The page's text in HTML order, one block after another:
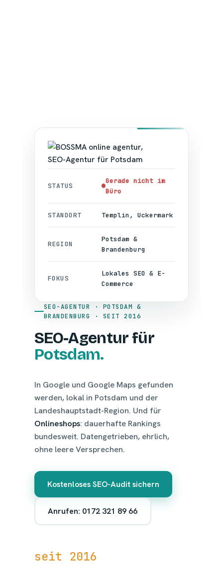
SEO-AGENTUR · POTSDAM &
BRANDENBURG · SEIT 2016
SEO-Agentur für
Potsdam.
In Google und Google Maps gefunden
werden, lokal in Potsdam und der
Landeshauptstadt-Region. Und für
Onlineshops: dauerhafte Rankings
bundesweit. Datengetrieben, ehrlich,
ohne leere Versprechen.
Kostenloses SEO-Audit sichern
Anrufen: 0172 321 89 66
seit 2016
STATUS
Gerade nicht im
Büro
STANDORT Templin, Uckermark
REGION
Potsdam &
Brandenburg
FOKUS
Lokales SEO & E-
Commerce